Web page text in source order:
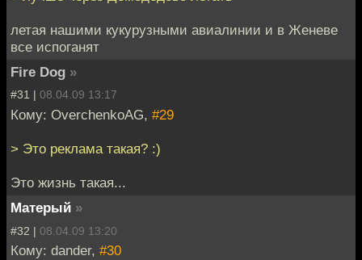
летая нашими кукурузными авиалинии и в Женеве
все испоганят
Fire Dog »
#31 | 08.04.09 13:17
Кому: OverchenkoAG, #29
> Это реклама такая? :)
Это жизнь такая...
Матерый »
#32 | 08.04.09 13:20
Кому: dander, #30